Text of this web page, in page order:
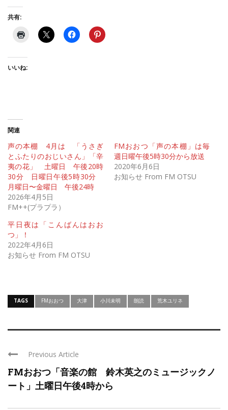
共有:
いいね:
関連
声の本棚 4月は 「うさぎ
とふたりのおじいさん」「辛
夷の花」 土曜日 午後20時
30分 日曜日午後5時30分
月曜日〜金曜日 午後24時
2026年4月5日
FM++(プラプラ）
FMおおつ「声の本棚」は毎
週日曜午後5時30分から放送
2020年6月6日
お知らせ From FM OTSU
平日夜は「こんばんはおお
つ」！
2022年4月6日
お知らせ From FM OTSU
TAGS FMおおつ 大津 小川未明 朗読 荒木ユリネ
Previous Article
FMおおつ「音楽の館 鈴木英之のミュージックノ
ート」土曜日午後4時から